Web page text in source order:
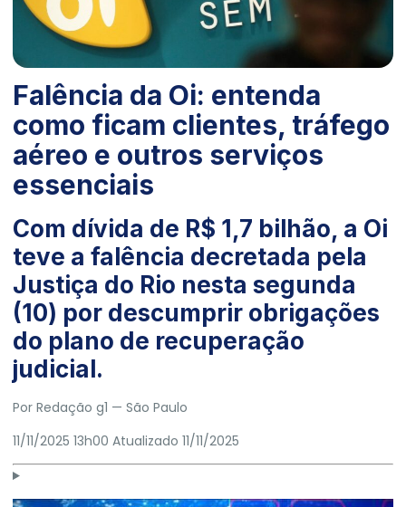
Falência da Oi: entenda
como ficam clientes, tráfego
aéreo e outros serviços
essenciais
Com dívida de R$ 1,7 bilhão, a Oi
teve a falência decretada pela
Justiça do Rio nesta segunda
(10) por descumprir obrigações
do plano de recuperação
judicial.
Por Redação g1 — São Paulo
11/11/2025 13h00 Atualizado 11/11/2025